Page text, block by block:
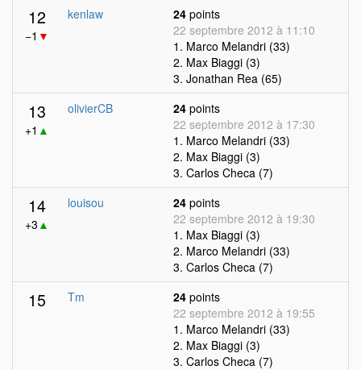
12
−1 ▼
kenlaw 24 points
22 septembre 2012 à 11:10
1. Marco Melandri (33)
2. Max Biaggi (3)
3. Jonathan Rea (65)
13
+1 ▲
olivierCB 24 points
22 septembre 2012 à 17:30
1. Marco Melandri (33)
2. Max Biaggi (3)
3. Carlos Checa (7)
14
+3 ▲
louisou 24 points
22 septembre 2012 à 19:30
1. Max Biaggi (3)
2. Marco Melandri (33)
3. Carlos Checa (7)
15 Tm 24 points
22 septembre 2012 à 19:55
1. Marco Melandri (33)
2. Max Biaggi (3)
3. Carlos Checa (7)